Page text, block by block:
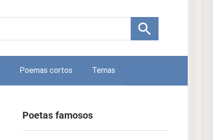
Poemas cortos Temas
Poetas famosos